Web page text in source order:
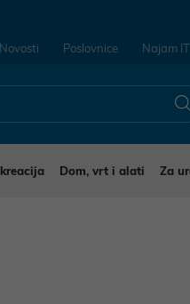
Novosti Poslovnice Najam
Dom, vrt i alati Za